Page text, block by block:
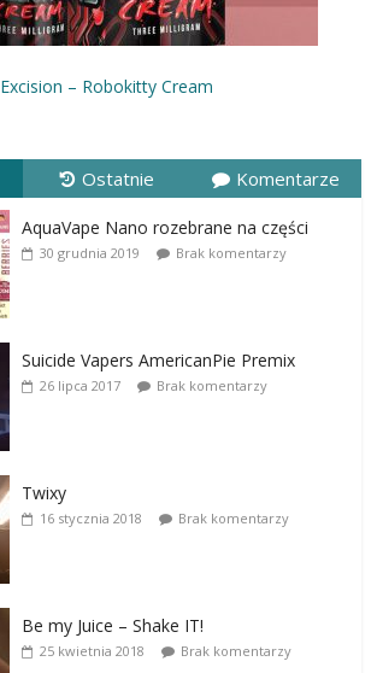
Excision – Robokitty Cream
Ostatnie Komentarze
AquaVape Nano rozebrane na części
30 grudnia 2019 Brak komentarzy
Suicide Vapers AmericanPie Premix
26 lipca 2017 Brak komentarzy
Twixy
16 stycznia 2018 Brak komentarzy
Be my Juice – Shake IT!
25 kwietnia 2018 Brak komentarzy